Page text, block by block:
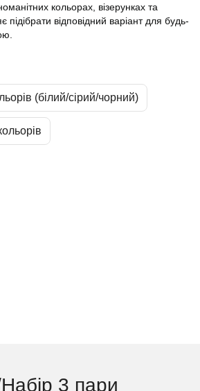
кольорах, візерунках та
відповідний варіант для будь-
(білий/сірий/чорний)
3 пари